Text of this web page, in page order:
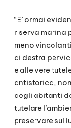
“E’ ormai
riserva marina
meno
di destra
e alle vere
antistorica,
degli abitanti
tutelare
preservare sul